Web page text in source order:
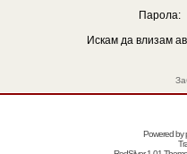
Парола:
Искам да влизам
Powered by